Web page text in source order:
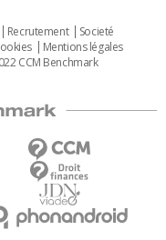
Recrutement
Societé
Mentions légales
CCM Benchmark